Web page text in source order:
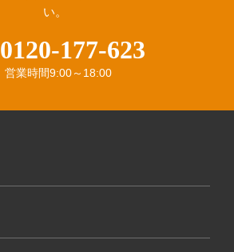
い。
0120-177-623
営業時間9:00～18:00